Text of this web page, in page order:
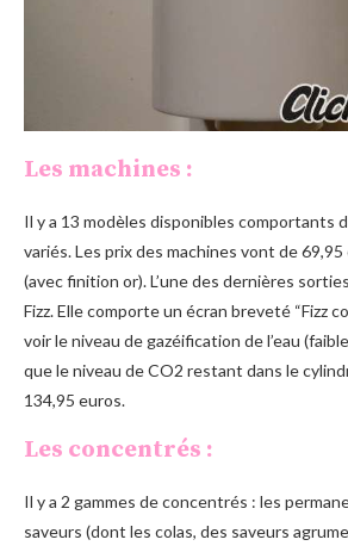
Les machines :
Il y a 13 modèles disponibles comportants
variés. Les prix des machines vont de
(avec finition or). L’une des dernières
Fizz. Elle comporte un écran breveté “Fizz
voir le niveau de gazéification de l’eau
que le niveau de CO2 restant dans le
134,95 euros.
Les concentrés :
Il y a 2 gammes de concentrés : les
saveurs (dont les colas, des saveurs